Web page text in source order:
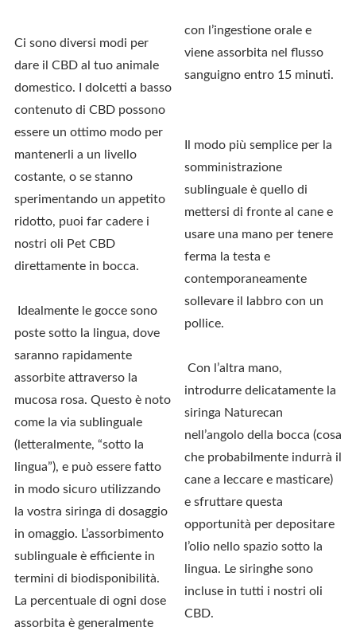
Ci sono diversi modi per
dare il CBD al tuo animale
domestico. I dolcetti a basso
contenuto di CBD possono
essere un ottimo modo per
mantenerli a un livello
costante, o se stanno
sperimentando un appetito
ridotto, puoi far cadere i
nostri oli Pet CBD
direttamente in bocca.
Idealmente le gocce sono
poste sotto la lingua, dove
saranno rapidamente
assorbite attraverso la
mucosa rosa. Questo è noto
come la via sublinguale
(letteralmente, “sotto la
lingua”), e può essere fatto
in modo sicuro utilizzando
la vostra siringa di dosaggio
in omaggio. L’assorbimento
sublinguale è efficiente in
termini di biodisponibilità.
La percentuale di ogni dose
assorbita è generalmente
con l’ingestione orale e
viene assorbita nel flusso
sanguigno entro 15 minuti.
Il modo più semplice per la
somministrazione
sublinguale è quello di
mettersi di fronte al cane e
usare una mano per tenere
ferma la testa e
contemporaneamente
sollevare il labbro con un
pollice.
Con l’altra mano,
introdurre delicatamente la
siringa Naturecan
nell’angolo della bocca (cosa
che probabilmente indurrà il
cane a leccare e masticare)
e sfruttare questa
opportunità per depositare
l’olio nello spazio sotto la
lingua. Le siringhe sono
incluse in tutti i nostri oli
CBD.